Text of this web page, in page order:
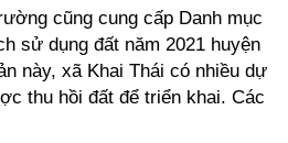
cũng cung cấp Danh mục
sử dụng đất năm 2021 huyện
này, xã Khai Thái có nhiều dự
thu hồi đất để triển khai. Các